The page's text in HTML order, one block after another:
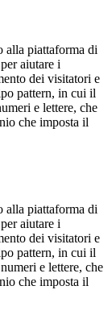
alla piattaforma di
aiutare i
dei visitatori e
pattern, in cui il
e lettere, che
che imposta il
alla piattaforma di
aiutare i
dei visitatori e
pattern, in cui il
e lettere, che
che imposta il